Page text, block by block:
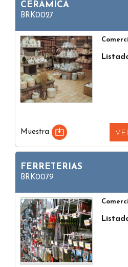
CERAMICA
BRK0027
Muestra
FERRETERIAS
BRK0079